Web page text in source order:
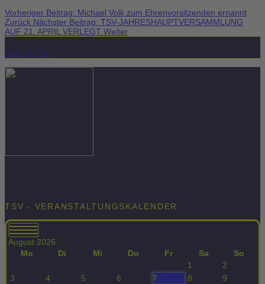
Vorheriger Beitrag: Michael Volk zum Ehrenvorsitzenden ernannt
Zurück Nächster Beitrag: TSV-JAHRESHAUPTVERSAMMLUNG
AUF 21. APRIL VERLEGT Weiter
Back To Top
TSV - VERANSTALTUNGSKALENDER
August 2026
Mo
Di Mi Do Fr Sa
So
1
2
3
4 5 6 7 8
9